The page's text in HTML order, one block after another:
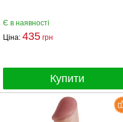
Є в наявності
Ціна: 435 грн
Купити